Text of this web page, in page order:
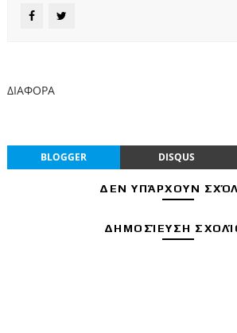
ΔΙΑΦΟΡΑ
BLOGGER DISQUS
ΔΕΝ ΥΠΆΡΧΟΥΝ
ΔΗΜΟΣΊΕΥΣΗ